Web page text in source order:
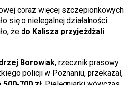
coraz więcej szczepionkowych
się o nielegalnej działalności
że do Kalisza przyjeżdżali
Borowiak, rzecznik prasowy
policji w Poznaniu, przekazał,